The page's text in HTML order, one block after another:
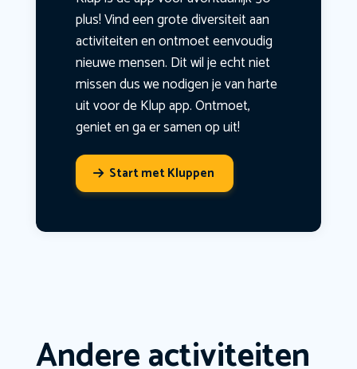
plus! Vind een grote diversiteit aan
activiteiten en ontmoet eenvoudig
nieuwe mensen. Dit wil je echt niet
missen dus we nodigen je van harte
uit voor de Klup app. Ontmoet,
geniet en ga er samen op uit!
Start met Kluppen
Andere activiteiten